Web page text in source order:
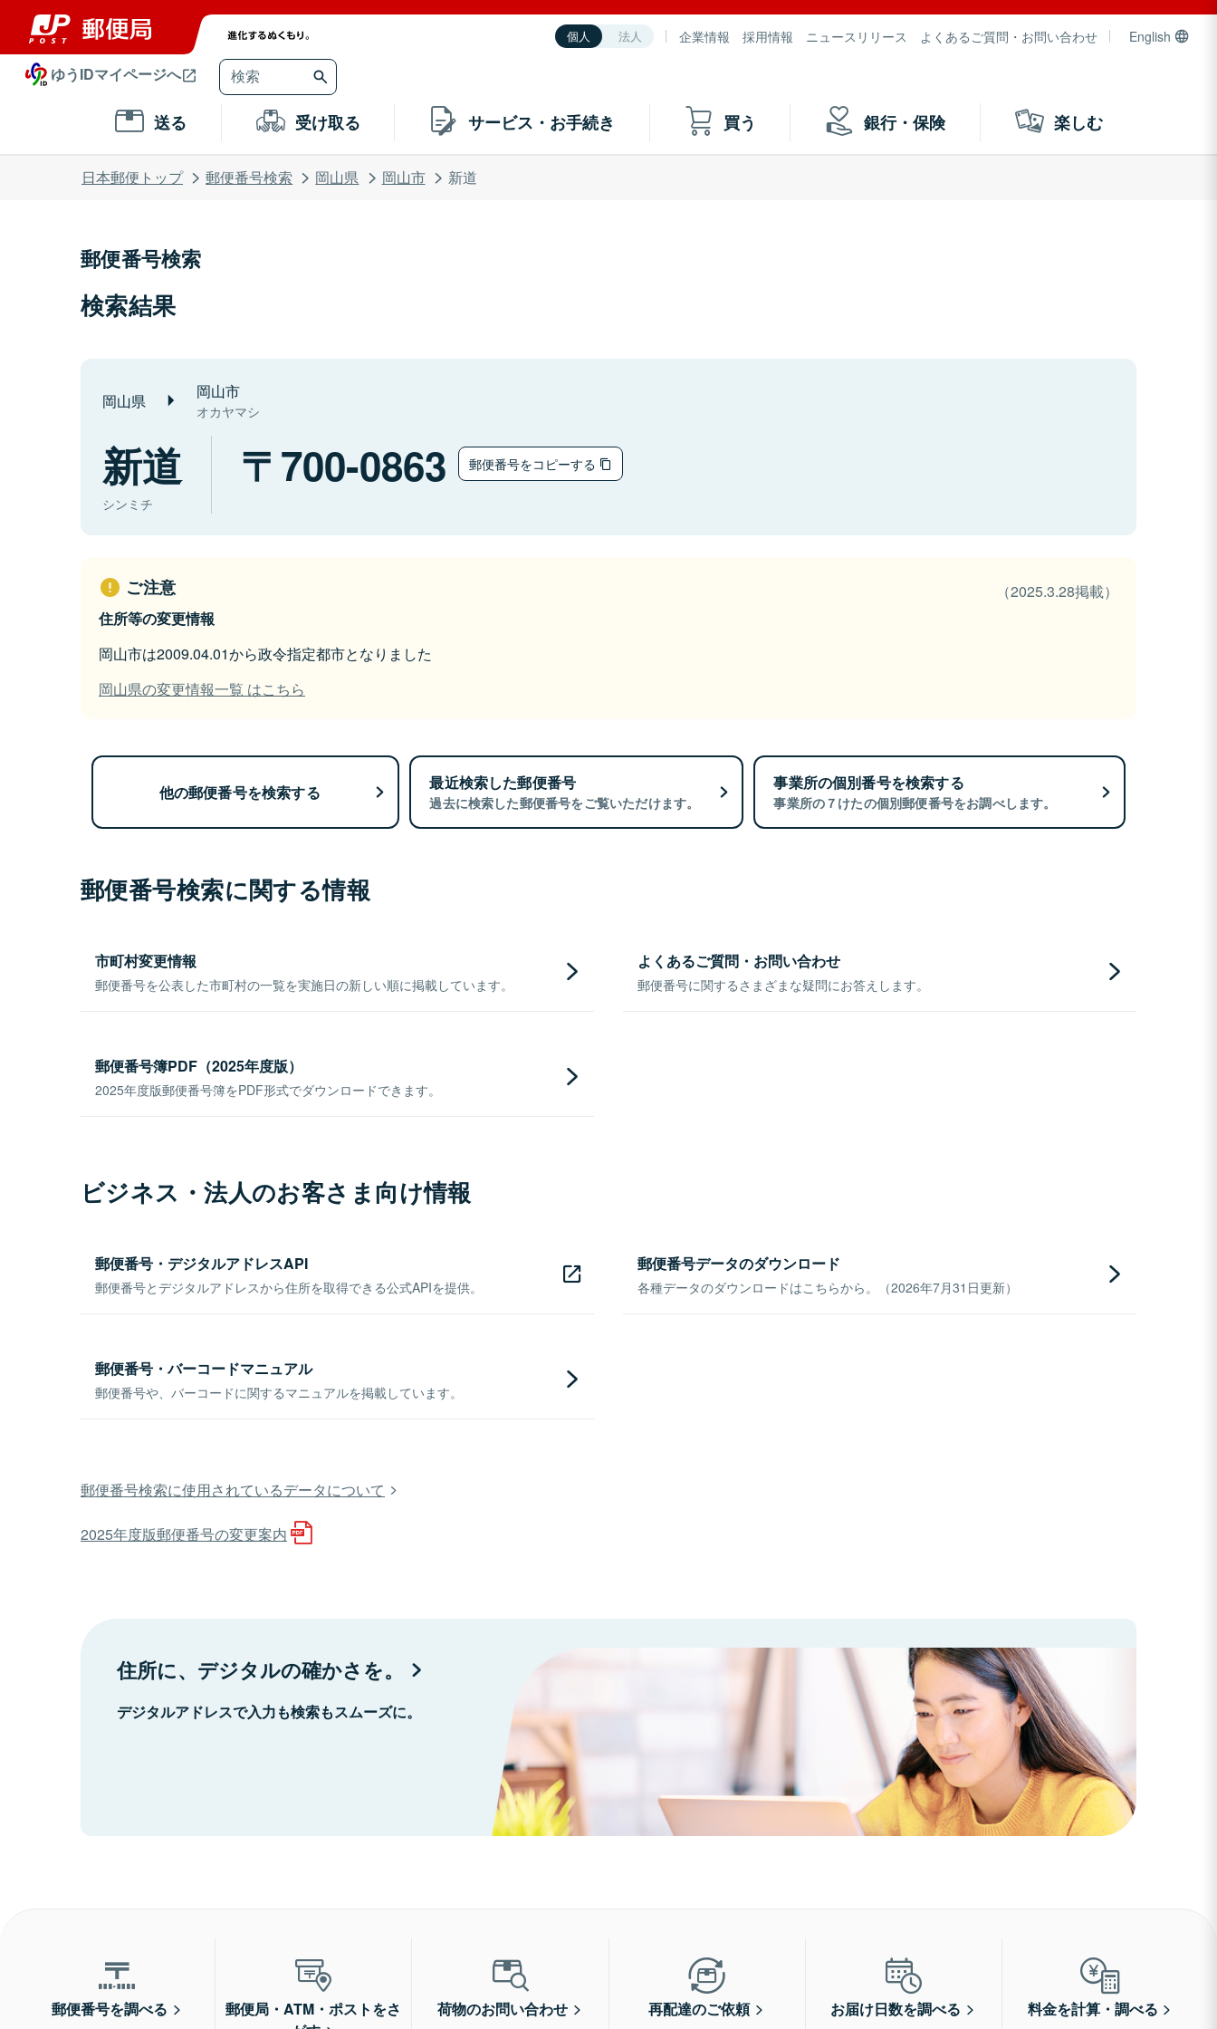
個人 法人 企業情報 採用情報 ニュースリリース よくあるご質問・お問い合わせ English
ゆうIDマイページへ
送る 受け取る サービス・お手続き 買う 銀行・保険 楽しむ
日本郵便トップ 郵便番号検索 岡山県 岡山市 新道
郵便番号検索
検索結果
岡山県 岡山市
オカヤマシ
新道
シンミチ
700-0863 郵便番号をコピーする
ご注意
（2025.3.28掲載）
住所等の変更情報
岡山市は2009.04.01から政令指定都市となりました
岡山県の変更情報一覧 はこちら
他の郵便番号を検索する 最近検索した郵便番号
過去に検索した郵便番号をご覧いただけます。
事業所の個別番号を検索する
事業所の７けたの個別郵便番号をお調べします。
郵便番号検索に関する情報
市町村変更情報
郵便番号を公表した市町村の一覧を実施日の新しい順に掲載しています。
よくあるご質問・お問い合わせ
郵便番号に関するさまざまな疑問にお答えします。
郵便番号簿PDF（2025年度版）
2025年度版郵便番号簿をPDF形式でダウンロードできます。
ビジネス・法人のお客さま向け情報
郵便番号・デジタルアドレスAPI
郵便番号とデジタルアドレスから住所を取得できる公式APIを提供。
郵便番号データのダウンロード
各種データのダウンロードはこちらから。（2026年7月31日更新）
郵便番号・バーコードマニュアル
郵便番号や、バーコードに関するマニュアルを掲載しています。
郵便番号検索に使用されているデータについて
2025年度版郵便番号の変更案内
住所に、デジタルの確かさを。
デジタルアドレスで入力も検索もスムーズに。
郵便番号を調べる
郵便局・ATM・ポストをさ
荷物のお問い合わせ 再配達のご依頼 お届け日数を調べる 料金を計算・調べる